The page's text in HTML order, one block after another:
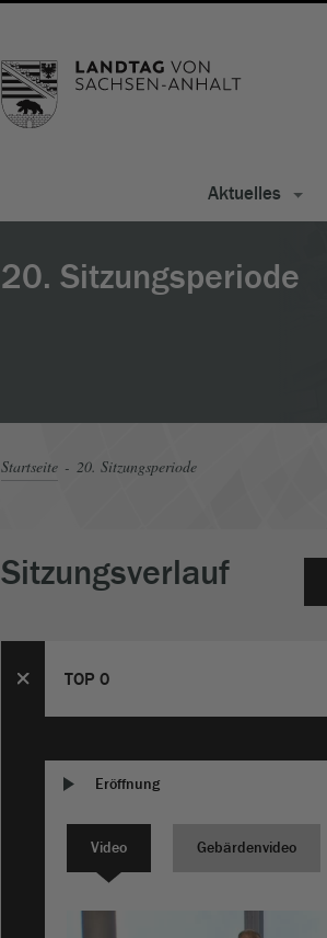
Aktuelles
20. Sitzungsperiode
Startseite 20. Sitzungsperiode
Sitzungsverlauf
TOP 0
Eröffnung
Video Gebärdenvideo